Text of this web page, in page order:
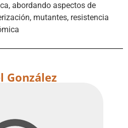
abordando aspectos de
mutantes, resistencia
González